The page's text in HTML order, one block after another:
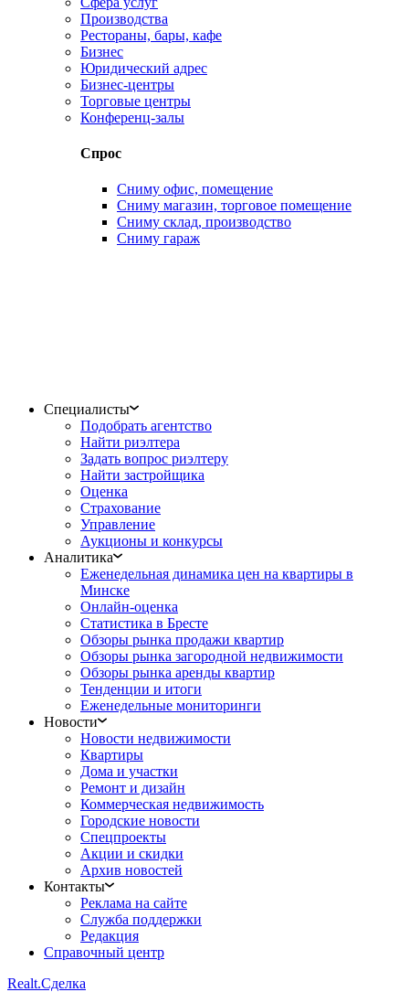
Производства
Рестораны, бары, кафе
Бизнес
Юридический адрес
Бизнес-центры
Торговые центры
Конференц-залы
Спрос
Сниму офис, помещение
Сниму магазин, торговое помещение
Сниму склад, производство
Сниму гараж
Специалисты
Подобрать агентство
Найти риэлтера
Задать вопрос риэлтеру
Найти застройщика
Оценка
Страхование
Управление
Аукционы и конкурсы
Аналитика
Еженедельная динамика цен на квартиры в
Минске
Онлайн-оценка
Статистика в Бресте
Обзоры рынка продажи квартир
Обзоры рынка загородной недвижимости
Обзоры рынка аренды квартир
Тенденции и итоги
Еженедельные мониторинги
Новости
Новости недвижимости
Квартиры
Дома и участки
Ремонт и дизайн
Коммерческая недвижимость
Городские новости
Спецпроекты
Акции и скидки
Архив новостей
Контакты
Реклама на сайте
Служба поддержки
Редакция
Справочный центр
Realt.Сделка